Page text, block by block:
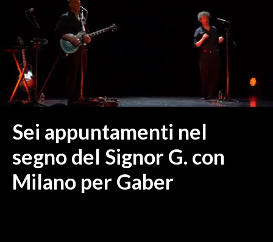
MEDIO CAMPIDANO
ORISTANO E PROVINCIA
SASSARI E PROVINCIA
GALLURA
NUORO E PROVINCIA
OGLIASTRA
ITALIA
MONDO
Sei appuntamenti nel
segno del Signor G. con
Milano per Gaber